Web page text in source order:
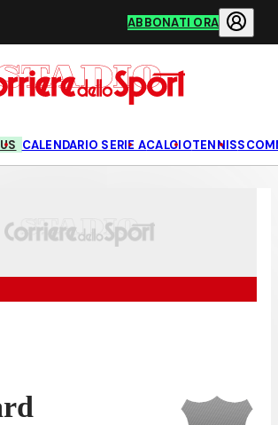
ABBONATI ORA
CALENDARIO SERIE ACALCIOTENNIS